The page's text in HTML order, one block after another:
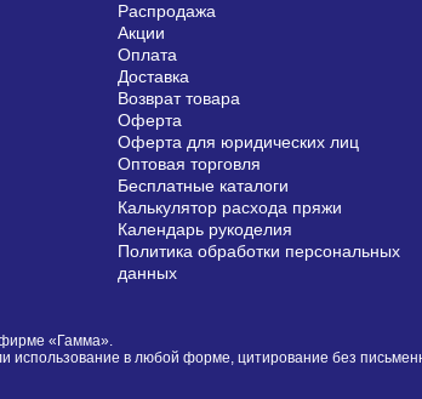
Распродажа
Акции
Оплата
Доставка
Возврат товара
Оферта
Оферта для юридических лиц
Оптовая торговля
Бесплатные каталоги
Калькулятор расхода пряжи
Календарь рукоделия
Политика обработки персональных
данных
«Гамма».
использование в любой форме, цитирование без